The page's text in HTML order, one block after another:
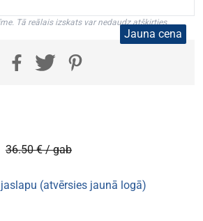
Jauna cena
Tā reālais izskats var nedaudz atšķirties.
36.50 € / gab
(atvērsies jaunā logā)